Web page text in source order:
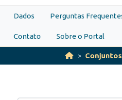
Dados Perguntas
Contato Sobre o Portal